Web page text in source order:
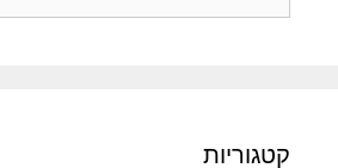
קטגוריות